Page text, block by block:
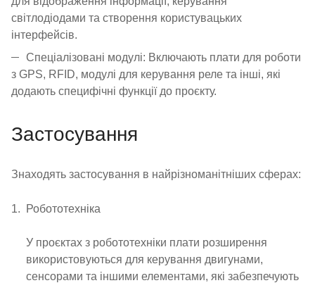
світлодіодами та створення користувацьких
інтерфейсів.
Спеціалізовані модулі: Включають плати для роботи
з GPS, RFID, модулі для керування реле та інші, які
додають специфічні функції до проєкту.
Застосування
Знаходять застосування в найрізноманітніших сферах:
Робототехніка
У проєктах з робототехніки плати розширення
використовуються для керування двигунами,
сенсорами та іншими елементами, які забезпечують